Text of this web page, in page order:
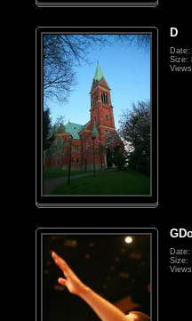
D
Date:
Size:
Date:
Size: